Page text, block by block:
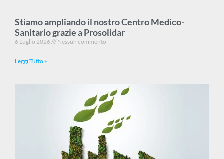
Stiamo ampliando il nostro Centro Medico-
Sanitario grazie a Prosolidar
6 Luglio 2026 Nessun commento
Leggi Tutto »